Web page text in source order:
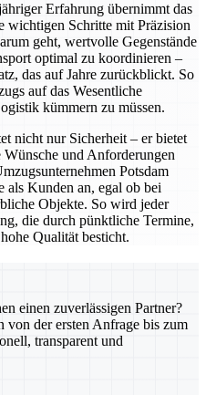
Erfahrung übernimmt das
wichtigen Schritte mit Präzision
geht, wertvolle Gegenstände
optimal zu koordinieren –
das auf Jahre zurückblickt. So
auf das Wesentliche
kümmern zu müssen.
nicht nur Sicherheit – er bietet
und Anforderungen
Potsdam
als Kunden an, egal ob bei
Objekte. So wird jeder
die durch pünktliche Termine,
Qualität besticht.
einen zuverlässigen Partner?
von der ersten Anfrage bis zum
transparent und